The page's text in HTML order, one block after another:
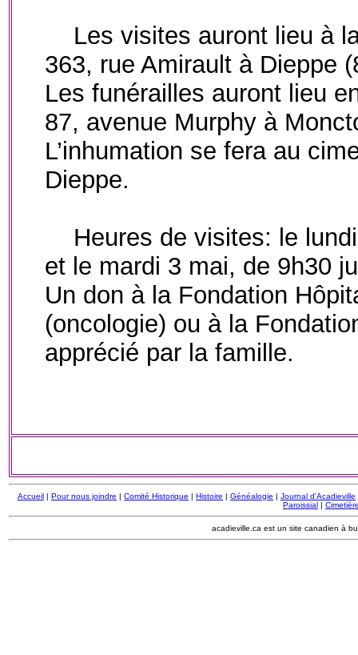
Les visites auront lieu à
363, rue Amirault à Dieppe
Les funérailles auront lieu
87, avenue Murphy à
L’inhumation se fera au
Dieppe.
Heures de visites: le
et le mardi 3 mai, de 9h30
Un don à la Fondation
(oncologie) ou à la
apprécié par la famille.
Accueil | Pour nous joindre | Comité Historique | Histoire | Généalogie | Journal d'Acadieville
Paroissial |
acadieville.ca est un site canadien à